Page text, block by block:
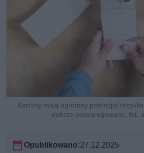
Kartony mają ogromny potencjał
dobrze posegregowane, fot.
Opublikowano:27.12.2025